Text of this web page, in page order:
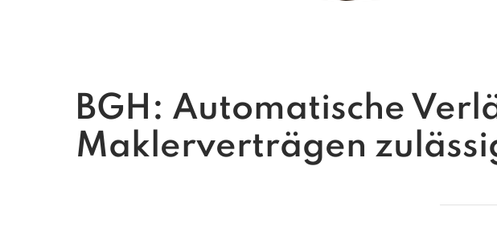
BGH: Automatische
Maklerverträgen